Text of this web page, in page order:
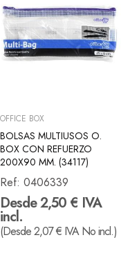
OFFICE BOX
BOLSAS MULTIUSOS O.
BOX CON REFUERZO
200X90 MM. (34117)
Ref: 0406339
Desde 2,50 € IVA
incl.
(Desde 2,07 € IVA No incl.)